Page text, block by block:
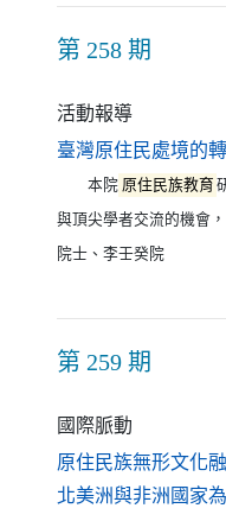
第 258 期
活動報導
臺灣原住民處境的
本院 原住民族教育
與頂尖學者交流的機會
院士、李壬癸院
第 259 期
國際脈動
原住民族無形文化
北美洲與非洲國家